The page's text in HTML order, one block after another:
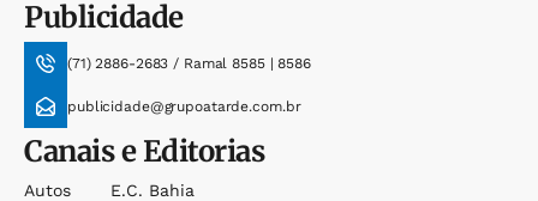
Publicidade
(71) 2886-2683 / Ramal 8585 | 8586
publicidade@grupoatarde.com.br
Canais e Editorias
Autos
E.c. Bahia